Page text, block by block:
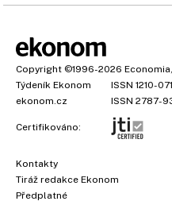
Copyright ©1996-2026 Economia,
Týdeník Ekonom
ISSN 1210-
ekonom.cz
ISSN 2787-
Certifikováno:
Kontakty
Tiráž redakce Ekonom
Předplatné